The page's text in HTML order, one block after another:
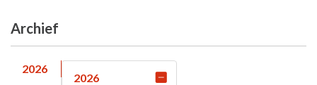
Archief
2026
2026